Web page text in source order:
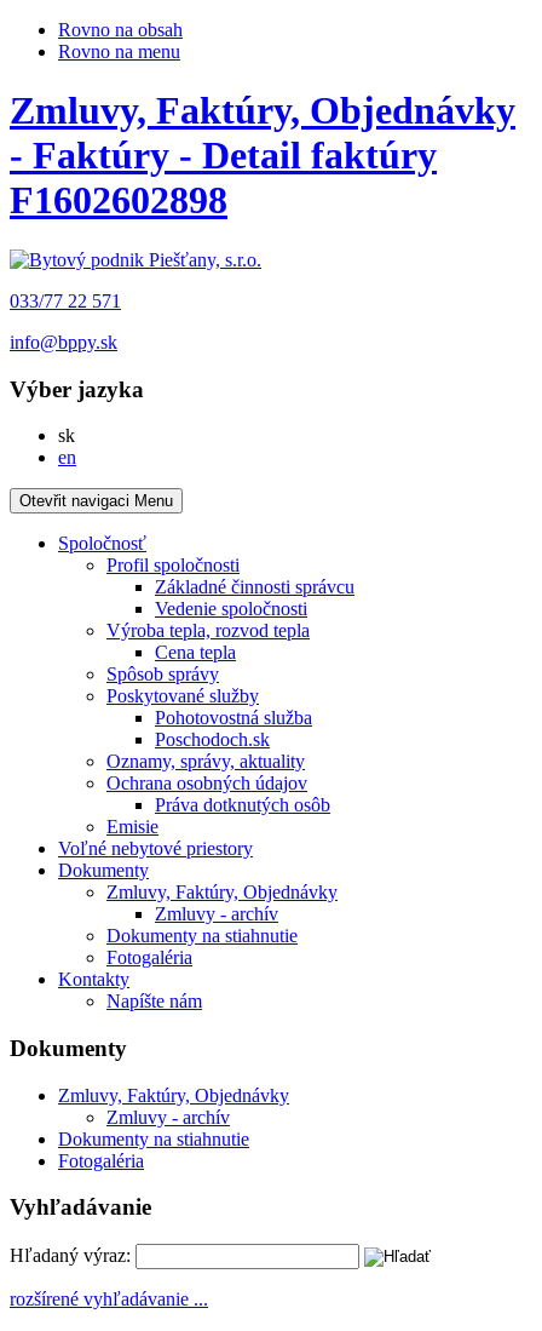
Rovno na obsah
Rovno na menu
Zmluvy, Faktúry, Objednávky
- Faktúry - Detail faktúry
F1602602898
033/77 22 571
info@bppy.sk
Výber jazyka
skSlovensky
en
Otevřit navigaci Menu
Spoločnosť
Profil spoločnosti
Základné činnosti správcu
Vedenie spoločnosti
Výroba tepla, rozvod tepla
Cena tepla
Spôsob správy
Poskytované služby
Pohotovostná služba
Poschodoch.sk
Oznamy, správy, aktuality
Ochrana osobných údajov
Práva dotknutých osôb
Emisie
Voľné nebytové priestory
Dokumenty
Zmluvy, Faktúry, Objednávky
Zmluvy - archív
Dokumenty na stiahnutie
Fotogaléria
Kontakty
Napíšte nám
Dokumenty
Zmluvy, Faktúry, Objednávky
Zmluvy - archív
Dokumenty na stiahnutie
Fotogaléria
Vyhľadávanie
Hľadaný výraz:
rozšírené vyhľadávanie ...